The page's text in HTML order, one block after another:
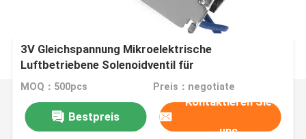
3V Gleichspannung Mikroelektrische
Luftbetriebene Solenoidventil für
Sphygmomanometer
MOQ：500pcs Preis：negotiate
Bestpreis
Kontaktieren Sie
uns